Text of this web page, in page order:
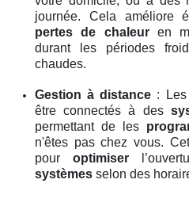
journée. Cela améliore
pertes de chaleuren
durant les périodes
chaudes.
Gestion à distance : Les
être connectés à des
permettant de les
n'êtes pas chez vous.
pour optimiser
systèmes selon des